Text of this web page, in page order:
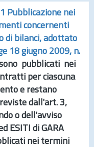
Pubblicazione nei
concernenti
di bilanci, adottato
18 giugno 2009, n.
pubblicati nei
per ciascuna
e restano
dall'art. 3,
o dell'avviso
ESITI di GARA
nei termini